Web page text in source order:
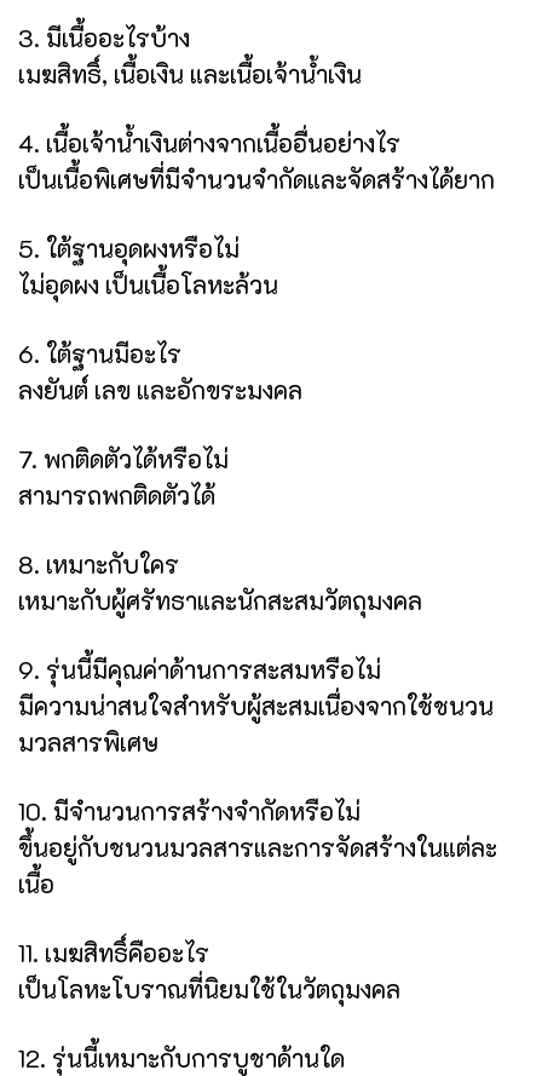
3. มีเนื้ออะไรบ้าง
เมฆสิทธิ์, เนื้อเงิน และเนื้อเจ้าน้ำเงิน
4. เนื้อเจ้าน้ำเงินต่างจากเนื้ออื่นอย่างไร
เป็นเนื้อพิเศษที่มีจำนวนจำกัดและจัดสร้างได้ยาก
5. ใต้ฐานอุดผงหรือไม่
ไม่อุดผง เป็นเนื้อโลหะล้วน
6. ใต้ฐานมีอะไร
ลงยันต์ เลข และอักขระมงคล
7. พกติดตัวได้หรือไม่
สามารถพกติดตัวได้
8. เหมาะกับใคร
เหมาะกับผู้ศรัทธาและนักสะสมวัตถุมงคล
9. รุ่นนี้มีคุณค่าด้านการสะสมหรือไม่
มีความน่าสนใจสำหรับผู้สะสมเนื่องจากใช้ชนวน
มวลสารพิเศษ
10. มีจำนวนการสร้างจำกัดหรือไม่
ขึ้นอยู่กับชนวนมวลสารและการจัดสร้างในแต่ละ
เนื้อ
11. เมฆสิทธิ์คืออะไร
เป็นโลหะโบราณที่นิยมใช้ในวัตถุมงคล
12. รุ่นนี้เหมาะกับการบูชาด้านใด